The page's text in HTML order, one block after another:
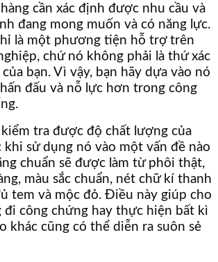
cần xác định được nhu cầu và
đang mong muốn và có năng lực.
là một phương tiện hỗ trợ trên
chứ nó không phải là thứ xác
bạn. Vì vậy, bạn hãy dựa vào nó
đấu và nỗ lực hơn trong công
kiểm tra được độ chất lượng của
sử dụng nó vào một vấn đề nào
chuẩn sẽ được làm từ phôi thật,
màu sắc chuẩn, nét chữ kí thanh
tem và mộc đỏ. Điều này giúp cho
đi công chứng hay thực hiện bất kì
khác cũng có thể diễn ra suôn sẻ